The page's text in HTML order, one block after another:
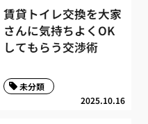
賃貸トイレ交換を大家
さんに気持ちよくOK
してもらう交渉術
2025.10.16
未分類